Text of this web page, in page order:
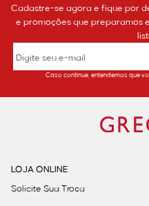
Cadastre-se agora e fique por
e promoções que preparamos
Caso continue, entendemos que
LOJA ONLINE
Solicite Sua Troca